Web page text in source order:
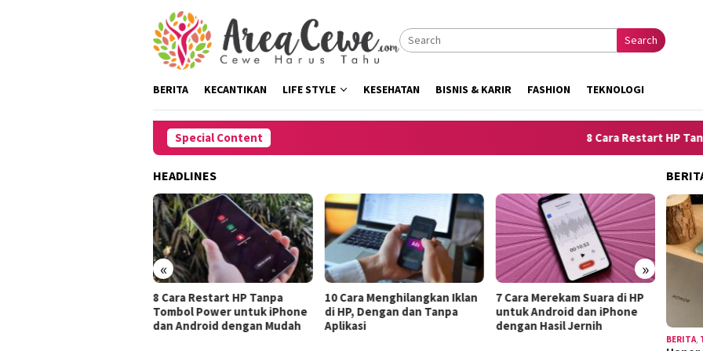
Search
BERITA KECANTIKAN LIFE STYLE KESEHATAN BISNIS & KARIR FASHION TEKNOLOGI
Special Content 8 Cara Restart HP Tanpa
HEADLINES
« »
8 Cara Restart HP Tanpa
Tombol Power untuk iPhone
dan Android dengan Mudah
10 Cara Menghilangkan Iklan
di HP, Dengan dan Tanpa
Aplikasi
7 Cara Merekam Suara di HP
untuk Android dan iPhone
dengan Hasil Jernih
10 Trik
Kelemahan Diri
Terdengar
BERITA